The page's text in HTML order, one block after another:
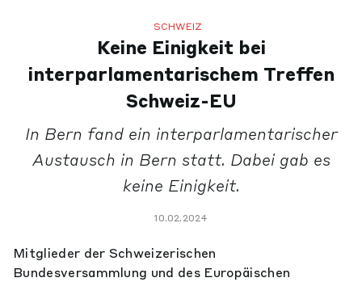
SCHWEIZ
Keine Einigkeit bei
interparlamentarischem Treffen
Schweiz-EU
In Bern fand ein interparlamentarischer
Austausch in Bern statt. Dabei gab es
keine Einigkeit.
10.02.2024
Mitglieder der Schweizerischen
Bundesversammlung und des Europäischen